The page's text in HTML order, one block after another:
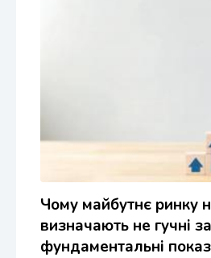
Чому майбутнє ринку
визначають не гучні
фундаментальні